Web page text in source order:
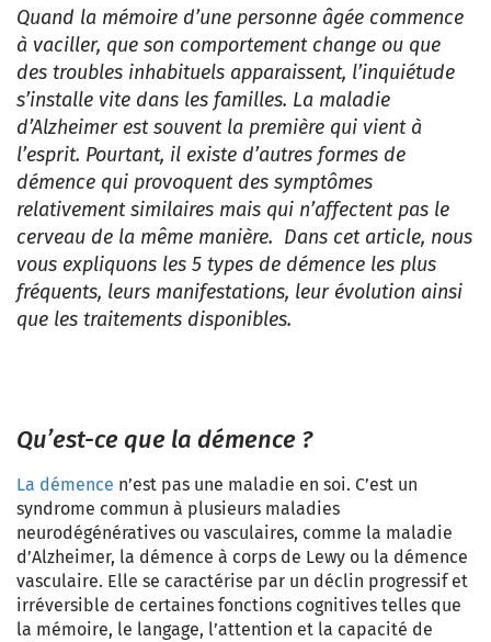
Quand la mémoire d’une personne âgée commence
à vaciller, que son comportement change ou que
des troubles inhabituels apparaissent, l’inquiétude
s’installe vite dans les familles. La maladie
d’Alzheimer est souvent la première qui vient à
l’esprit. Pourtant, il existe d’autres formes de
démence qui provoquent des symptômes
relativement similaires mais qui n’affectent pas le
cerveau de la même manière. Dans cet article, nous
vous expliquons les 5 types de démence les plus
fréquents, leurs manifestations, leur évolution ainsi
que les traitements disponibles.
Qu’est-ce que la démence ?
La démence n’est pas une maladie en soi. C’est un
syndrome commun à plusieurs maladies
neurodégénératives ou vasculaires, comme la maladie
d’Alzheimer, la démence à corps de Lewy ou la démence
vasculaire. Elle se caractérise par un déclin progressif et
irréversible de certaines fonctions cognitives telles que
la mémoire, le langage, l’attention et la capacité de